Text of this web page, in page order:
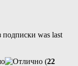
подписки was last
(22